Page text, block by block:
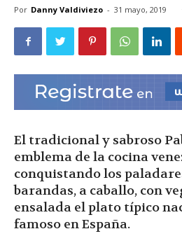
|
Por Danny Valdiviezo - 31 mayo, 2019
El tradicional y sabroso
emblema de la cocina
conquistando los
barandas, a caballo, con
ensalada el plato típico
famoso en España.